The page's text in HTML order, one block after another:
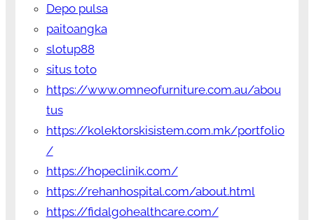
Depo pulsa
paitoangka
slotup88
situs toto
https://www.omneofurniture.com.au/abou
tus
https://kolektorskisistem.com.mk/portfolio
/
https://hopeclinik.com/
https://rehanhospital.com/about.html
https://fidalgohealthcare.com/